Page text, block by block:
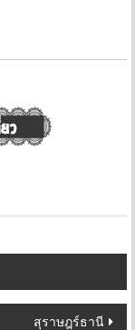
สุราษฎร์ธานี